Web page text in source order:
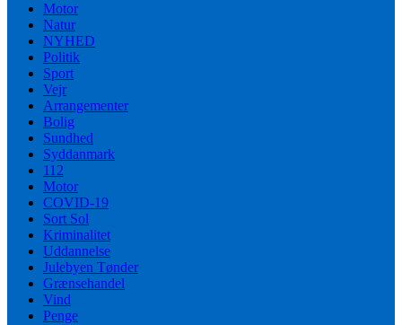
Motor
Natur
NYHED
Politik
Sport
Vejr
Arrangementer
Bolig
Sundhed
Syddanmark
112
Motor
COVID-19
Sort Sol
Kriminalitet
Uddannelse
Julebyen Tønder
Grænsehandel
Vind
Penge